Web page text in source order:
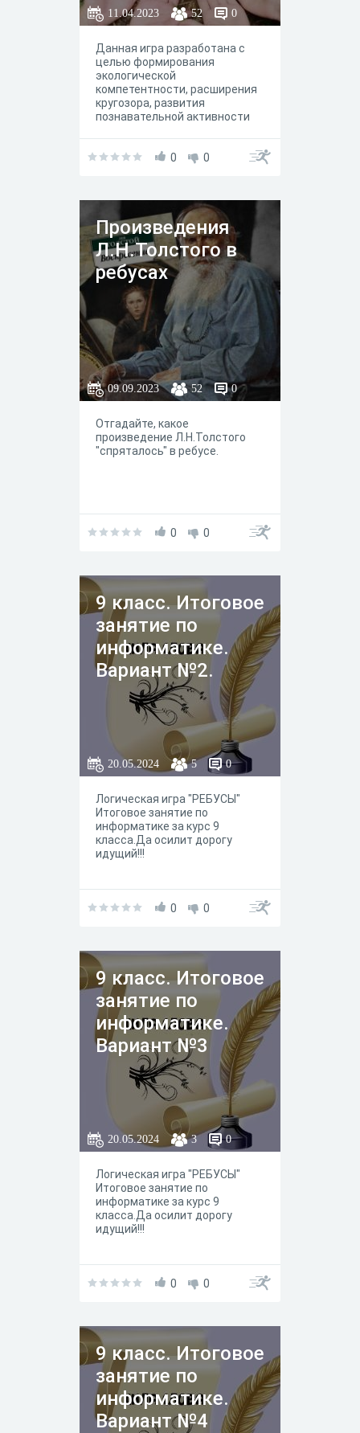
11.04.2023 52 0
Данная игра разработана с
целью формирования
экологической
компетентности, расширения
кругозора, развития
познавательной активности
направлена как на детей, так и
0 0
Произведения
Л.Н.Толстого в
ребусах
09.09.2023 52 0
Отгадайте, какое
произведение Л.Н.Толстого
"спряталось" в ребусе.
0 0
9 класс. Итоговое
занятие по
информатике.
Вариант №2.
20.05.2024 5 0
Логическая игра "РЕБУСЫ"
Итоговое занятие по
информатике за курс 9
класса.Да осилит дорогу
идущий!!!
0 0
9 класс. Итоговое
занятие по
информатике.
Вариант №3
20.05.2024 3 0
Логическая игра "РЕБУСЫ"
Итоговое занятие по
информатике за курс 9
класса.Да осилит дорогу
идущий!!!
0 0
9 класс. Итоговое
занятие по
информатике.
Вариант №4